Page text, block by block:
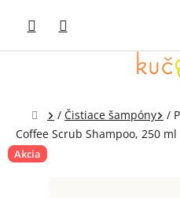
obsah
Domov
/ Čistiace šampóny /
Coffee Scrub Shampoo, 250 ml
Akcia